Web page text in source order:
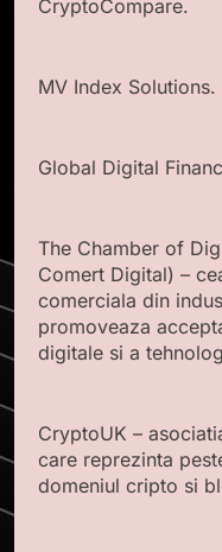
CryptoCompare.
MV Index Solutions.
Global Digital
The Chamber of
Comert Digital) –
comerciala din
promoveaza
digitale si a
CryptoUK –
care reprezinta
domeniul cripto si